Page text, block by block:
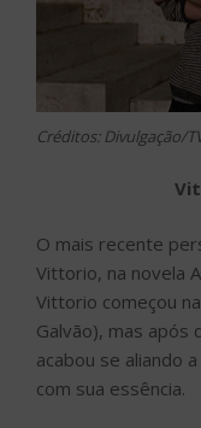
Créditos: Divulgação/
O mais recente
Vittorio, na novela
Vittorio começou
Galvão), mas após
acabou se aliando
com sua essência.